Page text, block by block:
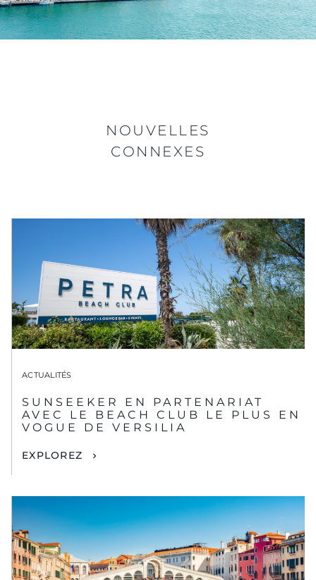
NOUVELLES
CONNEXES
ACTUALITÉS
SUNSEEKER EN PARTENARIAT
AVEC LE BEACH CLUB LE PLUS EN
VOGUE DE VERSILIA
EXPLOREZ